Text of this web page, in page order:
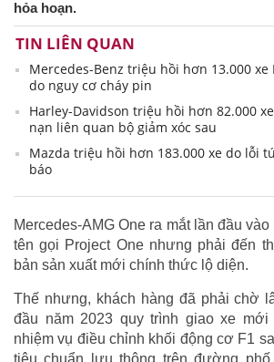
hỏa hoạn.
TIN LIÊN QUAN
Mercedes-Benz triệu hồi hơn 13.000 xe
do nguy cơ cháy pin
Harley-Davidson triệu hồi hơn 82.000
nạn liên quan bộ giảm xóc sau
Mazda triệu hồi hơn 183.000 xe do lỗi
báo
Mercedes-AMG One ra mắt lần đầu
tên gọi Project One nhưng phải đến
bản sản xuất mới chính thức lộ diện.
Thế nhưng, khách hàng đã phải chờ
đầu năm 2023 quy trình giao xe mới
nhiệm vụ điều chỉnh khối động cơ F1
tiêu chuẩn lưu thông trên đường phố